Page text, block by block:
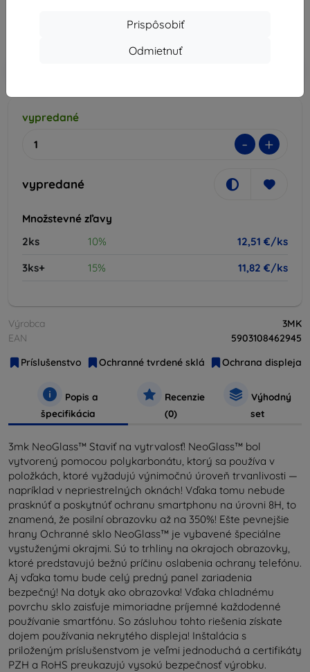
Prispôsobiť
Odmietnuť
vypredané
- +
vypredané
Množstevné zľavy
2ks
10%
12,51 €/ks
3ks+
15% 11,82 €/ks
Výrobca
3MK
EAN
5903108462945
Príslušenstvo
Ochranné tvrdené sklá Ochrana displeja
Popis a
špecifikácia
Recenzie
(0)
Výhodný
set
3mk NeoGlass™ Staviť na vytrvalosť! NeoGlass™ bol
vytvorený pomocou polykarbonátu, ktorý sa používa v
položkách, ktoré vyžadujú výnimočnú úroveň trvanlivosti —
napríklad v nepriestrelných oknách! Vďaka tomu nebude
prasknúť a poskytnúť ochranu smartphonu na úrovni 8H, to
znamená, že posilní obrazovku až na 350%! Ešte pevnejšie
hrany Ochranné sklo NeoGlass™ je vybavené špeciálne
vystuženými okrajmi. Sú to trhliny na okrajoch obrazovky,
ktoré predstavujú bežnú príčinu oslabenia ochrany telefónu.
Aj vďaka tomu bude celý predný panel zariadenia
bezpečný! Na dotyk ako obrazovka! Vďaka chladnému
povrchu sklo zaisťuje mimoriadne príjemné každodenné
používanie smartfónu. So zásluhou tohto riešenia získate
dojem používania nekrytého displeja! Inštalácia s
priloženým príslušenstvom je veľmi jednoduchá a certifikáty
PZH a RoHS preukazujú vysokú bezpečnosť výrobku.